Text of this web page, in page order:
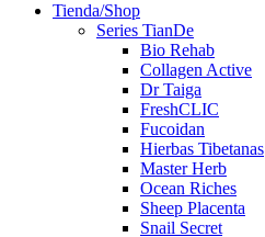
Tienda/Shop
Series TianDe
Bio Rehab
Collagen Active
Dr Taiga
FreshCLIC
Fucoidan
Hierbas Tibetanas
Master Herb
Ocean Riches
Sheep Placenta
Snail Secret